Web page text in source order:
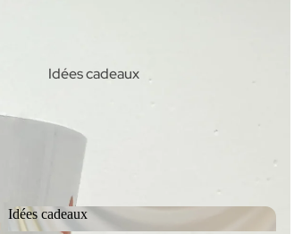
Idées cadeaux
Idées cadeaux